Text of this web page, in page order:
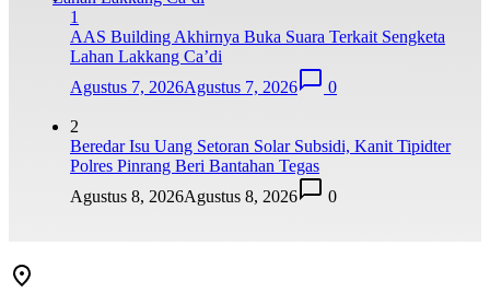
1
AAS Building Akhirnya Buka Suara Terkait Sengketa
Lahan Lakkang Ca’di
Agustus 7, 2026Agustus 7, 2026 0
2
Beredar Isu Uang Setoran Solar Subsidi, Kanit Tipidter
Polres Pinrang Beri Bantahan Tegas
Agustus 8, 2026Agustus 8, 2026 0